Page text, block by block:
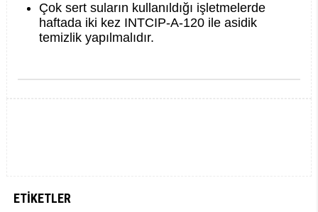
Çok sert suların kullanıldığı işletmelerde
haftada iki kez INTCIP-A-120 ile asidik
temizlik yapılmalıdır.
ETIKETLER